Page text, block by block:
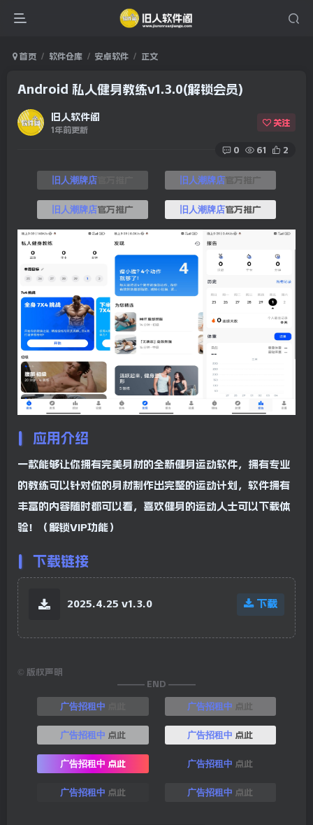
首页 软件仓库 安卓软件 正文
Android 私人健身教练v1.3.0(解锁会员)
旧人软件阁
1年前更新
关注
0 61 2
旧人潮牌店官方推广 旧人潮牌店官方推广
旧人潮牌店官方推广 旧人潮牌店官方推广
应用介绍
一款能够让你拥有完美身材的全新健身运动软件，拥有专业
的教练可以针对你的身材制作出完整的运动计划，软件拥有
丰富的内容随时都可以看，喜欢健身的运动人士可以下载体
验！（解锁VIP功能）
下载链接
2025.4.25 v1.3.0 下载
© 版权声明
——— END ———
广告招租中 广告招租中 点此
广告招租中 点此 广告招租中 点此
广告招租中 点此 广告招租中 点此
广告招租中 点此 广告招租中 点此